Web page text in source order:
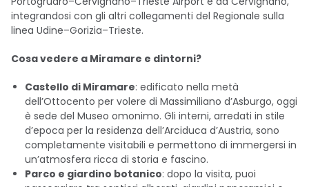
integrandosi con gli altri collegamenti del Regionale sulla
linea Udine–Gorizia–Trieste.
Cosa vedere a Miramare e dintorni?
Castello di Miramare: edificato nella metà
dell’Ottocento per volere di Massimiliano d’Asburgo, oggi
è sede del Museo omonimo. Gli interni, arredati in stile
d’epoca per la residenza dell’Arciduca d’Austria, sono
completamente visitabili e permettono di immergersi in
un’atmosfera ricca di storia e fascino.
Parco e giardino botanico: dopo la visita, puoi